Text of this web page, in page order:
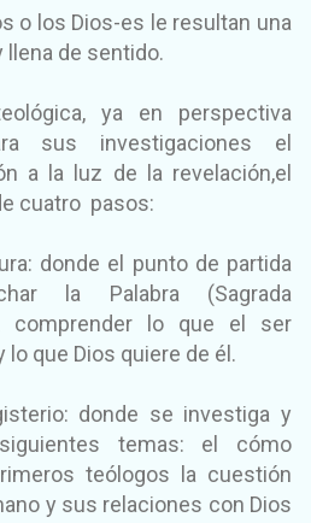
o los Dios-es le resultan una
llena de sentido.
ya en perspectiva
sus investigaciones el
a la luz de la revelación,el
cuatro pasos:
donde el punto de partida
la Palabra (Sagrada
comprender lo que el ser
lo que Dios quiere de él.
donde se investiga y
temas: el cómo
teólogos la cuestión
y sus relaciones con Dios